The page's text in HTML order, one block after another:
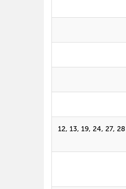
12, 13, 19, 24, 27,